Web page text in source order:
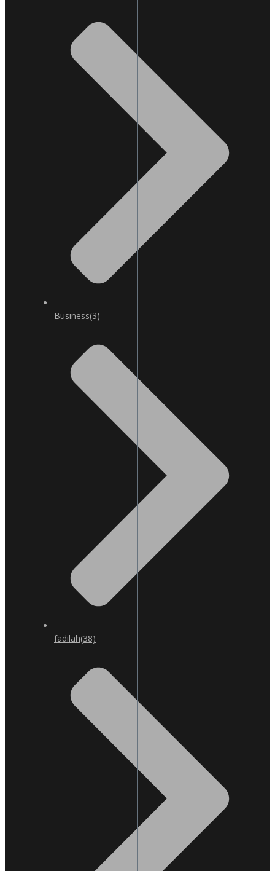
Business(3)
fadilah(38)